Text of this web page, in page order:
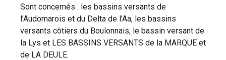
Sont concernés : les bassins versants de
l’Audomarois et du Delta de l’Aa, les bassins
versants côtiers du Boulonnais, le bassin versant de
la Lys et LES BASSINS VERSANTS de la MARQUE et
de LA DEULE.